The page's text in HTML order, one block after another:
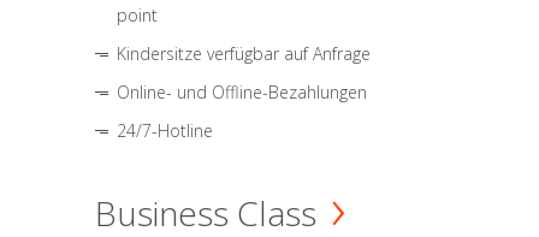
point
Kindersitze verfügbar auf Anfrage
Online- und Offline-Bezahlungen
24/7-Hotline
Business Class